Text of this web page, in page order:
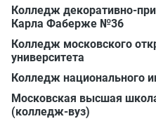
Колледж декоративно-
Карла Фаберже №36
Колледж московского
университета
Колледж национального
Московская высшая
(колледж-вуз)